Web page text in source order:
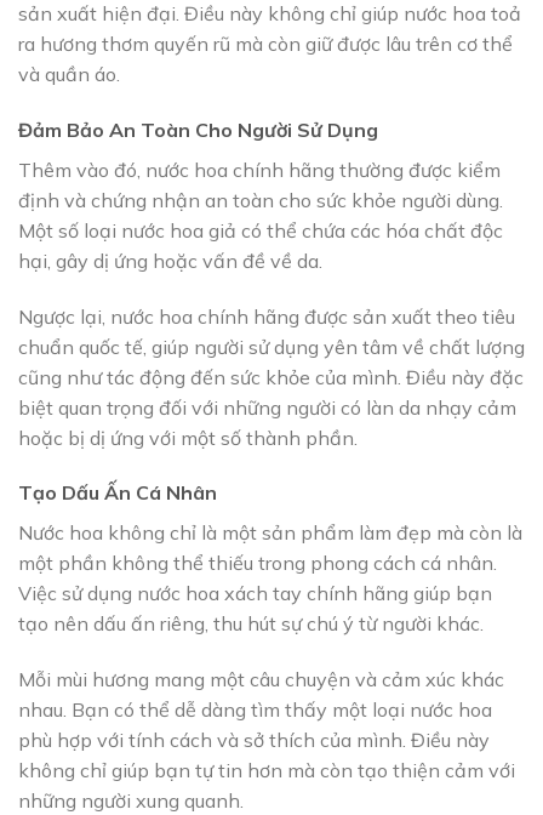
sản xuất hiện đại. Điều này không chỉ giúp nước hoa toả
ra hương thơm quyến rũ mà còn giữ được lâu trên cơ thể
và quần áo.
Đảm Bảo An Toàn Cho Người Sử Dụng
Thêm vào đó, nước hoa chính hãng thường được kiểm
định và chứng nhận an toàn cho sức khỏe người dùng.
Một số loại nước hoa giả có thể chứa các hóa chất độc
hại, gây dị ứng hoặc vấn đề về da.
Ngược lại, nước hoa chính hãng được sản xuất theo tiêu
chuẩn quốc tế, giúp người sử dụng yên tâm về chất lượng
cũng như tác động đến sức khỏe của mình. Điều này đặc
biệt quan trọng đối với những người có làn da nhạy cảm
hoặc bị dị ứng với một số thành phần.
Tạo Dấu Ấn Cá Nhân
Nước hoa không chỉ là một sản phẩm làm đẹp mà còn là
một phần không thể thiếu trong phong cách cá nhân.
Việc sử dụng nước hoa xách tay chính hãng giúp bạn
tạo nên dấu ấn riêng, thu hút sự chú ý từ người khác.
Mỗi mùi hương mang một câu chuyện và cảm xúc khác
nhau. Bạn có thể dễ dàng tìm thấy một loại nước hoa
phù hợp với tính cách và sở thích của mình. Điều này
không chỉ giúp bạn tự tin hơn mà còn tạo thiện cảm với
những người xung quanh.